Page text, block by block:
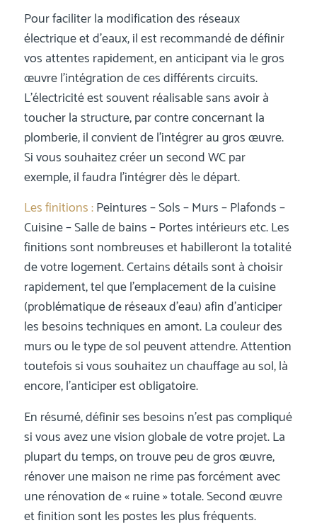
Pour faciliter la modification des réseaux
électrique et d’eaux, il est recommandé de définir
vos attentes rapidement, en anticipant via le gros
œuvre l’intégration de ces différents circuits.
L’électricité est souvent réalisable sans avoir à
toucher la structure, par contre concernant la
plomberie, il convient de l’intégrer au gros œuvre.
Si vous souhaitez créer un second WC par
exemple, il faudra l’intégrer dès le départ.
Les finitions :Peintures – Sols – Murs – Plafonds –
Cuisine – Salle de bains – Portes intérieurs etc. Les
finitions sont nombreuses et habilleront la totalité
de votre logement. Certains détails sont à choisir
rapidement, tel que l’emplacement de la cuisine
(problématique de réseaux d’eau) afin d’anticiper
les besoins techniques en amont. La couleur des
murs ou le type de sol peuvent attendre. Attention
toutefois si vous souhaitez un chauffage au sol, là
encore, l’anticiper est obligatoire.
En résumé, définir ses besoins n’est pas compliqué
si vous avez une vision globale de votre projet. La
plupart du temps, on trouve peu de gros œuvre,
rénover une maison ne rime pas forcément avec
une rénovation de « ruine » totale. Second œuvre
et finition sont les postes les plus fréquents.